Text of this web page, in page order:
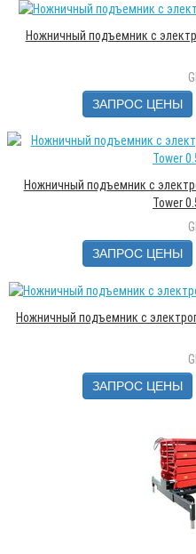
Ножничный подъемник с
ЗАПРОС ЦЕНЫ
Ножничный подъемник с
Tower
ЗАПРОС ЦЕНЫ
Ножничный подъемник с
ЗАПРОС ЦЕНЫ